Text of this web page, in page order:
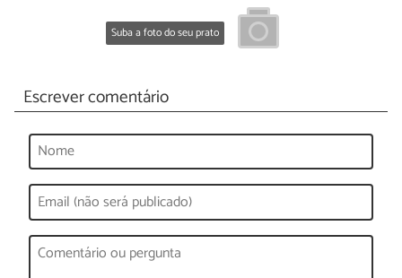
Suba a foto do seu prato
Escrever comentário